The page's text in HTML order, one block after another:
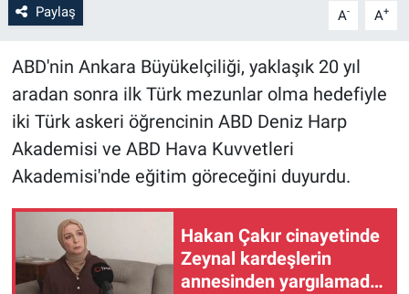
Paylaş A- A+
ABD'nin Ankara Büyükelçiliği, yaklaşık 20 yıl
aradan sonra ilk Türk mezunlar olma hedefiyle
iki Türk askeri öğrencinin ABD Deniz Harp
Akademisi ve ABD Hava Kuvvetleri
Akademisi'nde eğitim göreceğini duyurdu.
Hakan Çakır cinayetinde
Zeynal kardeşlerin
annesinden yargılamada